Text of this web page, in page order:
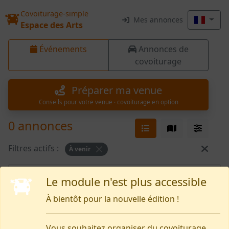
Le module n'est plus accessible
À bientôt pour la nouvelle édition !
Covoiturage-simple
Espace des Arts Mes annonces
Événements
Annonces de
covoiturage
Préparer ma venue
Conseils pour votre venue · covoiturage en option
0 annonces
Filtres actifs : À venir
Rien pour le moment